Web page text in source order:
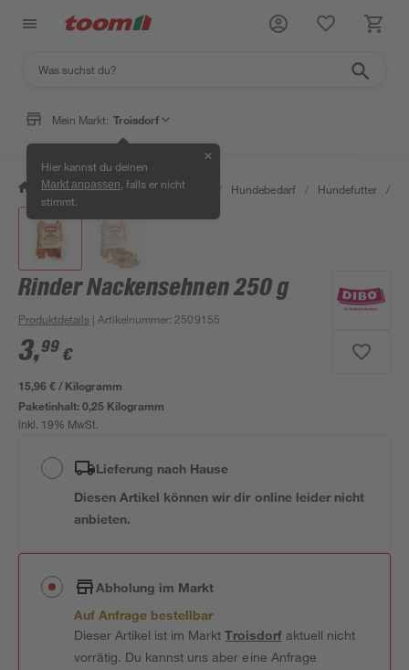
Mein Markt: Troisdorf
Hier kannst du deinen
Markt anpassen , falls er nicht
stimmt.
✕
/ Garten & Freizeit / Tierbedarf / Hundebedarf / Hundefutter /
Rinder Nackensehnen 250 g
Produktdetails | Artikelnummer: 2509155
3,99 €
15,96 € / Kilogramm
Paketinhalt:0,25 Kilogramm
inkl. 19% MwSt.
Lieferung nach Hause
Diesen Artikel können wir dir online leider nicht
anbieten.
Abholung im Markt
Auf Anfrage bestellbar
Dieser Artikel ist im MarktTroisdorfaktuell nicht
vorrätig. Du kannst uns aber eine Anfrage